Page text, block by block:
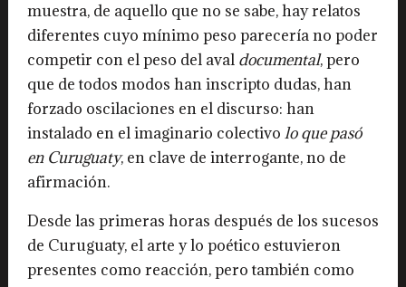
muestra, de aquello que no se sabe, hay relatos
diferentes cuyo mínimo peso parecería no poder
competir con el peso del aval documental, pero
que de todos modos han inscripto dudas, han
forzado oscilaciones en el discurso: han
instalado en el imaginario colectivo lo que pasó
en Curuguaty, en clave de interrogante, no de
afirmación.
Desde las primeras horas después de los sucesos
de Curuguaty, el arte y lo poético estuvieron
presentes como reacción, pero también como